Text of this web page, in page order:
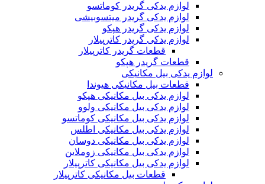
لوازم یدکی گریدر کوماتسو
لوازم یدکی گریدر میتسوبیشی
لوازم یدکی گریدر هپکو
لوازم یدکی گریدر کاترپیلار
قطعات گریدر کاترپیلار
قطعات گریدر هپکو
لوازم یدکی بیل مکانیکی
قطعات بیل مکانیکی هیوندا
لوازم یدکی بیل مکانیکی هپکو
لوازم یدکی بیل مکانیکی ولوو
لوازم یدکی بیل مکانیکی کوماتسو
لوازم یدکی بیل مکانیکی اطلس
لوازم یدکی بیل مکانیکی دوسان
لوازم یدکی بیل مکانیکی زوملاین
لوازم یدکی بیل مکانیکی کاترپیلار
قطعات بیل مکانیکی کاترپیلار